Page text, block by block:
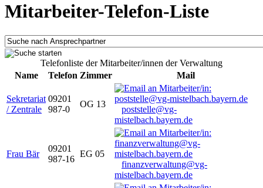
Mitarbeiter-Telefon-Liste
Telefonliste der Mitarbeiter/innen der Verwaltung
Name
Telefon Zimmer Mail
Sekretariat
/ Zentrale
09201
987-0
OG 13
poststelle@vg-
mistelbach.bayern.de
Frau Bär
09201
987-16
EG 05
finanzverwaltung@vg-
mistelbach.bayern.de